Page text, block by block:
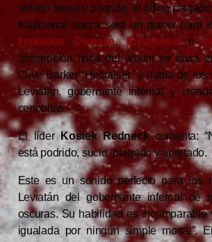
sonido brutal y podrido, el riffing
tradicional sueca será un placer para
Insidious Disease,Entombede
concepción lírica del álbum se basa
Clive Barker “Hellraiser” y habla de los
Leviatán, gobernante infernal y
cenobitas.
El líder Kostek Redneckcomenta:
está podrido, sucio, plagado y apretado.
Este es un sonido perfecto para los
Leviatán del gobernante infernal de
oscuras. Su habilidad es incomparable
igualada por ningún simple mortal”.